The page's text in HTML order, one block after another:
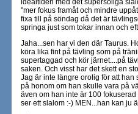
idealtiden med det supersöliga
"mer fokus framåt och mindre
fixa till på söndag då det är
springa just som tokar innan och
Jaha...sen har vi den där Taurus.
köra lika fint på tävling som på
supertaggad och kör järnet....på
saken. Och visst har det skett en
Jag är inte längre orolig för att han
på honom om han skulle vara på
även om han inte är 100
ser ett slalom :-) MEN...han kan ju